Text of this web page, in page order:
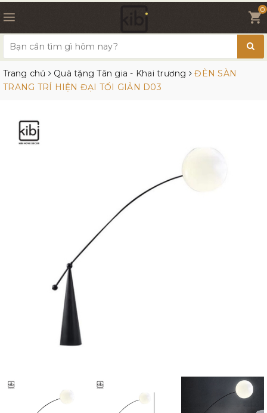
0
Trang chủ Quà tặng Tân gia - Khai trương
ĐÈN SÀN
TRANG TRÍ HIỆN ĐẠI TỐI GIẢN D03